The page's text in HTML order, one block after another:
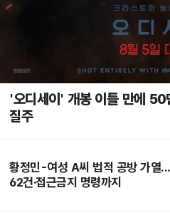
'오디세이' 개봉 이틀 만에 50
질주
황정민-여성 A씨 법적 공방 가열
62건·접근금지 명령까지